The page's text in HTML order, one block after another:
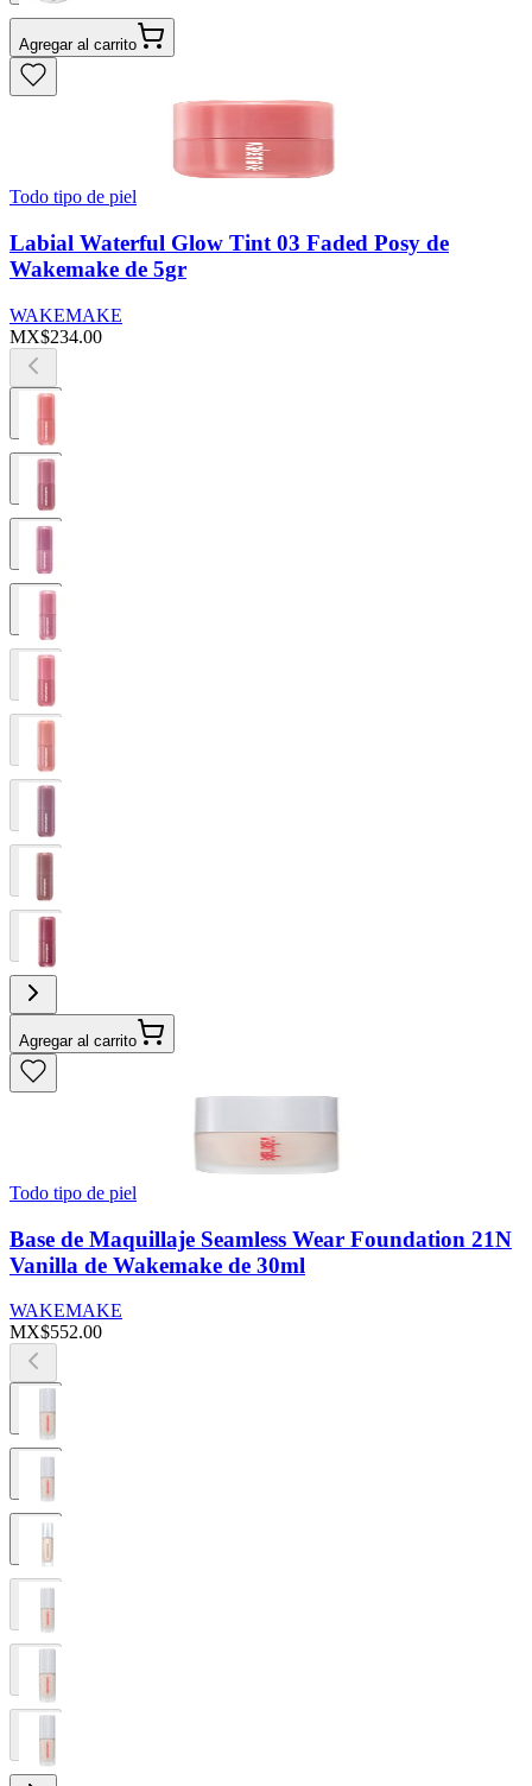
Agregar al carrito
Todo tipo de piel
Labial Waterful Glow Tint 03 Faded Posy de
Wakemake de 5gr
WAKEMAKE
MX$234.00
Agregar al carrito
Todo tipo de piel
Base de Maquillaje Seamless Wear Foundation 21N
Vanilla de Wakemake de 30ml
WAKEMAKE
MX$552.00